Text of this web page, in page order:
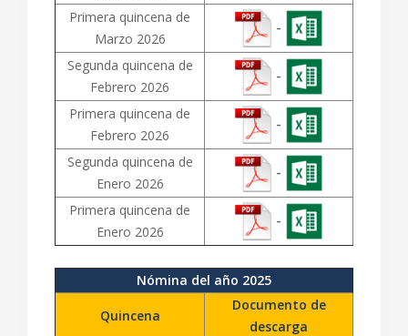
Primera quincena de
Marzo 2026
-
Segunda quincena de
Febrero 2026
-
Primera quincena de
Febrero 2026
-
Segunda quincena de
Enero 2026
-
Primera quincena de
Enero 2026
-
Nómina del año 2025
Quincena
Documento de
descarga